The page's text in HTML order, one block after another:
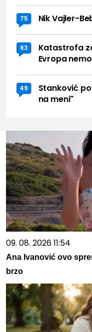
75 Nik Vajler-
63
Katastrofa
Evropa
49
Stanković
na meni"
09. 08. 2026 11:54
Ana Ivanović ovo
brzo